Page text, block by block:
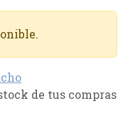
de tus compras